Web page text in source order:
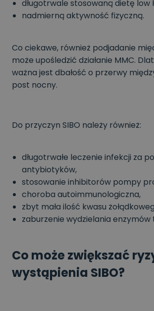
długotrwale stosowaną dietę low
nadmierną aktywność fizyczną.
Co ciekawe, również podjadanie
może upośledzić działanie MMC.
ważna jest dbałość o przerwy
post nocny.
Do przyczyn SIBO należy również:
długotrwałe leczenie infekcji za
antybiotyków,
stosowanie inhibitorów pompy
choroba autoimmunologiczna,
zbyt mała ilość kwasu
zaburzenie wydzielania
Co może zwiększać
wystąpienia SIBO?